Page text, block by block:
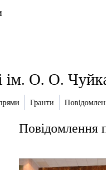
ім. О. О.
Гранти
Повідомлення